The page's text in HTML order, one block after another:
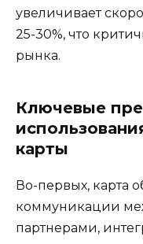
увеличивает
25-30%, что
рынка.
Ключевые
карты
Во-первых, карта
коммуникации
партнерами,